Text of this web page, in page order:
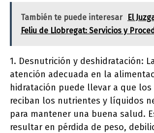
También te puede interesar
El
Feliu de Llobregat: Servicios y
1. Desnutrición y deshidratación:
atención adecuada en la
hidratación puede llevar a que los
reciban los nutrientes y líquidos
para mantener una buena salud.
resultar en pérdida de peso,